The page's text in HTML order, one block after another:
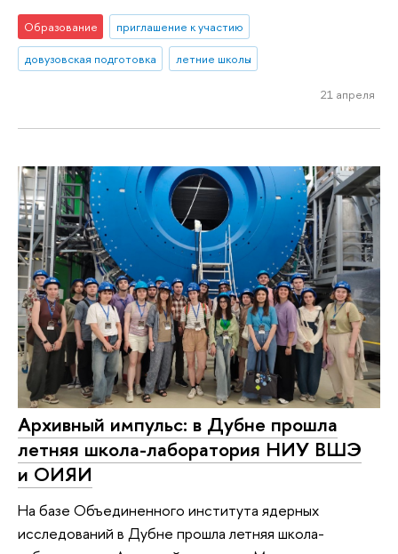
Образование
приглашение к участию
довузовская подготовка
летние школы
21 апреля
Архивный импульс: в Дубне прошла
летняя школа-лаборатория НИУ ВШЭ
и ОИЯИ
На базе Объединенного института ядерных
исследований в Дубне прошла летняя школа-